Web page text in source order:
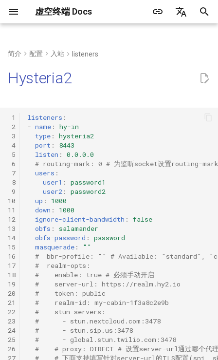
虚空终端 Docs
在
始
搜
索
引
擎
web面板
创建运行服务
三方工具/客户端
解析流程
users
up/down
ignore-client-bandwidth
obfs
obfs-password
masquerade
realm-opts
alpn
certificate/private-key
dialer-proxy
内置代理策略
DIRECT
DNS
Rematch
HTTP
SOCKS
Shadowsocks
ShadowsocksR
Snell
VMess
自动选择
自动回退
负载均衡
链式代理
简介 配置 入站 listeners
Hysteria2
1
2
3
4
5
6
7
8
9
10
11
12
13
14
15
16
17
18
19
20
21
22
23
24
25
26
27
listeners :
- name :
hy-in
type :
hysteria2
port :
8443
listen :
0.0.0.0
# routing-mark: 0 # 为监听socket设置routing-mark
users :
user1 :
password1
user2 :
password2
up :
1000
down :
1000
ignore-client-bandwidth :
false
obfs :
salamander
obfs-password :
password
masquerade :
""
#  bbr-profile: "" # Available: "standard",
#  realm-opts:
#    enable: true # 必须手动开启
#    server-url: https://realm.hy2.io
#    token: public
#    realm-id: my-cabin-1f3a8c2e9b
#    stun-servers:
#      - stun.nextcloud.com:3478
#      - stun.sip.us:3478
#      - global.stun.twilio.com:3478
#    # proxy: DIRECT # 设置server-url通过哪个代理
#    # 下面支持填写针对server-url的TLS配置